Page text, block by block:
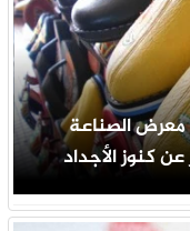
معرض الصناعة
كنوز الأجداد